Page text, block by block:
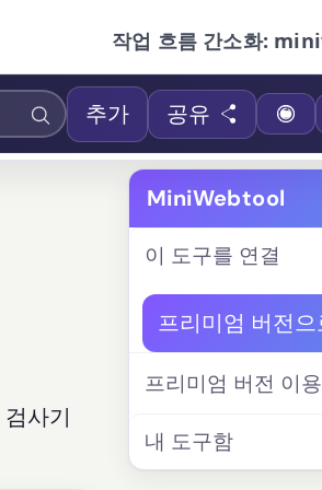
작업 흐름 간소화:
추가 공유
사기
MiniWebtool
이 도구를 연결
프리미엄 버전
프리미엄 버전 이
내 도구함